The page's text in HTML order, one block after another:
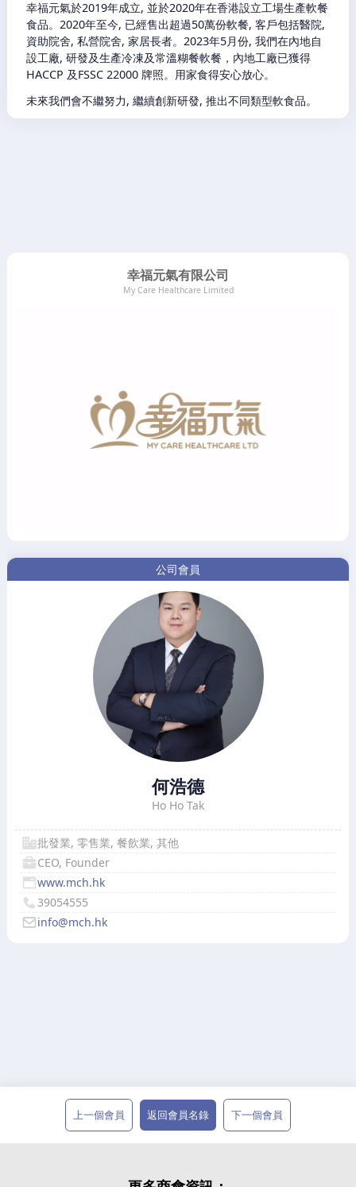
幸福元氣於2019年成立, 並於2020年在香港設立工場生產軟餐
食品。2020年至今, 已經售出超過50萬份軟餐, 客戶包括醫院,
資助院舍, 私營院舍, 家居長者。2023年5月份, 我們在內地自
設工廠, 研發及生產冷凍及常溫糊餐軟餐，內地工廠已獲得
HACCP 及FSSC 22000 牌照。用家食得安心放心。
未來我們會不繼努力, 繼續創新研發, 推出不同類型軟食品。
幸福元氣有限公司
My Care Healthcare Limited
公司會員
何浩德
Ho Ho Tak
批發業, 零售業, 餐飲業, 其他
CEO, Founder
www.mch.hk
39054555
info@mch.hk
上一個會員 返回會員名錄 下一個會員